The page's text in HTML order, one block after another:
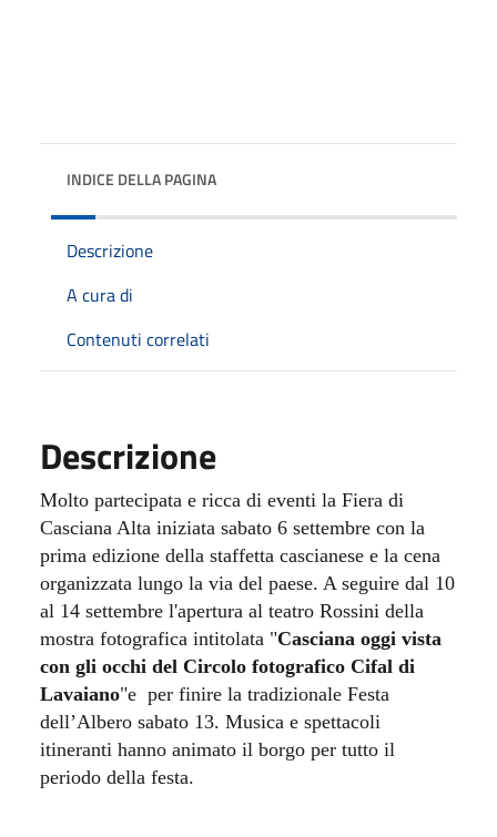
INDICE DELLA PAGINA
Descrizione
A cura di
Contenuti correlati
Descrizione
Molto partecipata e ricca di eventi la Fiera di
Casciana Alta iniziata sabato 6 settembre con la
prima edizione della staffetta cascianese e la cena
organizzata lungo la via del paese. A seguire dal 10
al 14 settembre l'apertura al teatro Rossini della
mostra fotografica intitolata "Casciana oggi vista
con gli occhi del Circolo fotografico Cifal di
Lavaiano"e per finire la tradizionale Festa
dell’Albero sabato 13. Musica e spettacoli
itineranti hanno animato il borgo per tutto il
periodo della festa.